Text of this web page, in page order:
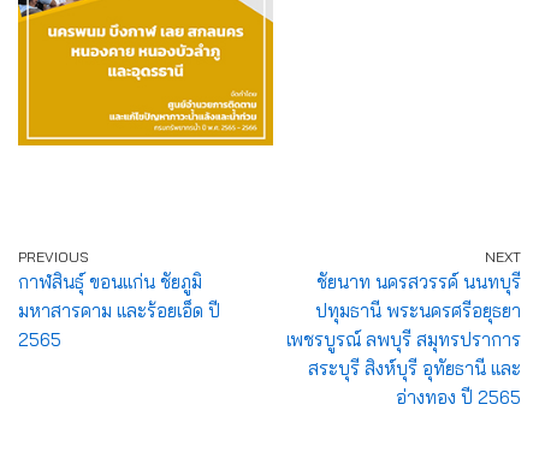
PREVIOUS
กาฬสินธุ์ ขอนแก่น ชัยภูมิ
มหาสารคาม และร้อยเอ็ด ปี
2565
NEXT
ชัยนาท นครสวรรค์ นนทบุรี
ปทุมธานี พระนครศรีอยุธยา
เพชรบูรณ์ ลพบุรี สมุทรปราการ
สระบุรี สิงห์บุรี อุทัยธานี และ
อ่างทอง ปี 2565